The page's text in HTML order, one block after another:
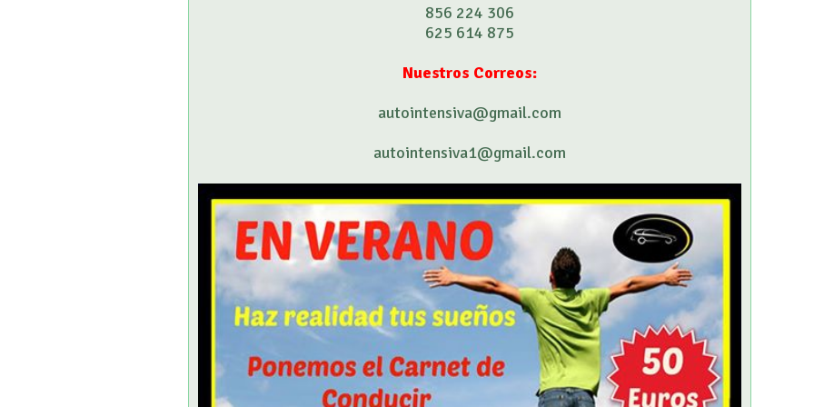
856 224 306
625 614 875
Nuestros Correos:
autointensiva@gmail.com
autointensiva1@gmail.com